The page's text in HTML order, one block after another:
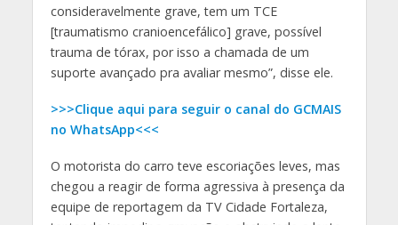
consideravelmente grave, tem um TCE
[traumatismo cranioencefálico] grave, possível
trauma de tórax, por isso a chamada de um
suporte avançado pra avaliar mesmo”, disse ele.
>>>Clique aqui para seguir o canal do GCMAIS
no WhatsApp<<<
O motorista do carro teve escoriações leves, mas
chegou a reagir de forma agressiva à presença da
equipe de reportagem da TV Cidade Fortaleza,